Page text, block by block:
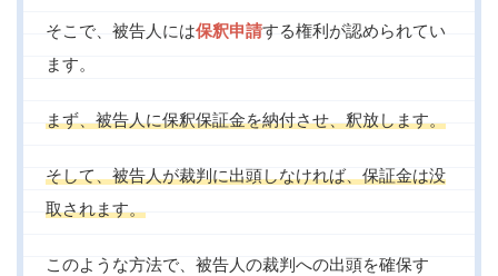
そこで、被告人には保釈申請する権利が認められてい
ます。
まず、被告人に保釈保証金を納付させ、釈放します。
そして、被告人が裁判に出頭しなければ、保証金は没
取されます。
このような方法で、被告人の裁判への出頭を確保す